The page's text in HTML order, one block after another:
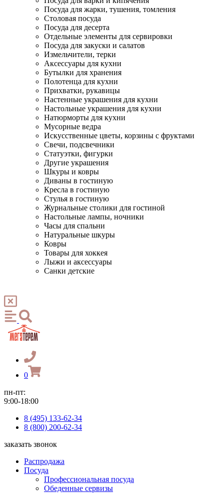
Посуда для жарки, тушения, томления
Столовая посуда
Посуда для десерта
Отдельные элементы для сервировки
Посуда для закуски и салатов
Измельчители, терки
Аксессуары для кухни
Бутылки для хранения
Полотенца для кухни
Прихватки, рукавицы
Настенные украшения для кухни
Настольные украшения для кухни
Натюрморты для кухни
Мусорные ведра
Искусственные цветы, корзины с фруктами
Свечи, подсвечники
Статуэтки, фигурки
Другие украшения
Шкуры и ковры
Диваны в гостиную
Кресла в гостиную
Стулья в гостиную
Журнальные столики для гостиной
Настольные лампы, ночники
Часы для спальни
Натуральные шкуры
Ковры
Товары для хоккея
Лыжи и аксессуары
Санки детские
0
пн-пт:
9:00-18:00
8 (495) 133-62-34
8 (800) 200-62-34
заказать звонок
Распродажа
Посуда
Профессиональная посуда
Обеденные сервизы